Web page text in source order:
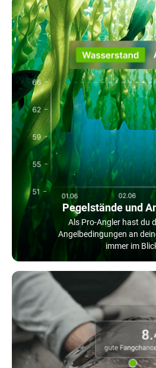
Pegelstände und
Als Pro-Angler hast du
Angelbedingungen an
immer im